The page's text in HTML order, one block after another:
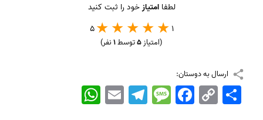
لطفاامتیازخود را ثبت کنید
1
5
(امتیاز5توسط1نفر)
ارسال به دوستان:
WhatsApp EmailTelegramMessageFacebook Copy
Link
اشتراک